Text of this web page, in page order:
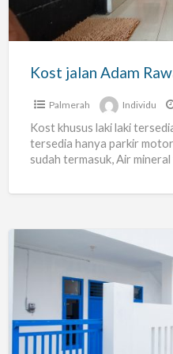
Masjid
Nurul
Palmerah Individu
Kost khusus laki laki
tersedia hanya parkir
sudah termasuk, Air
Saidah